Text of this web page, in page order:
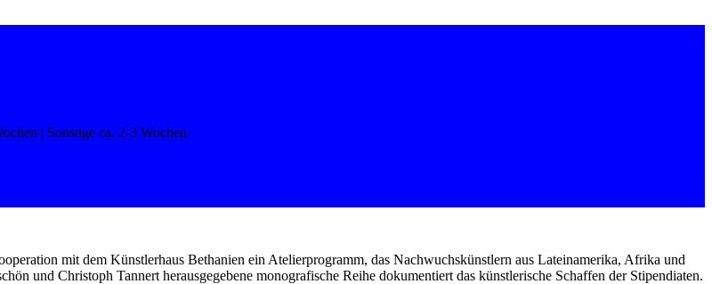
| Sonstige ca. 2-3 Wochen
mit dem Künstlerhaus Bethanien ein Atelierprogramm, das Nachwuchskünstlern aus Lateinamerika, Afrika und
und Christoph Tannert herausgegebene monografische Reihe dokumentiert das künstlerische Schaffen der Stipendiaten.